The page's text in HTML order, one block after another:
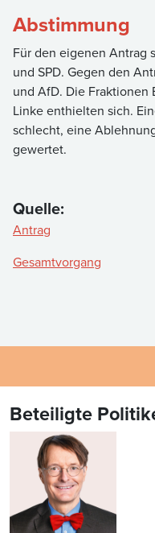
Abstimmung
Für den eigenen Antrag
und SPD. Gegen den
und AfD. Die
Linke enthielten sich.
schlecht, eine
gewertet.
Quelle:
Antrag
Gesamtvorgang
Beteiligte